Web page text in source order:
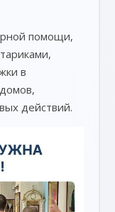
помощи,
в
действий.